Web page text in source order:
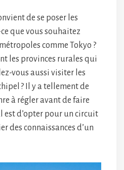
de se poser les
que vous souhaitez
comme Tokyo ?
les provinces rurales qui
vous aussi visiter les
? Il y a tellement de
à régler avant de faire
est d’opter pour un circuit
des connaissances d’un